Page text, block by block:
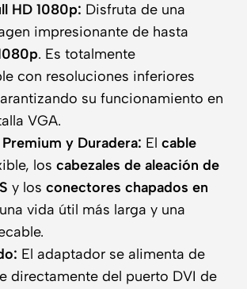
HD 1080p: Disfruta de una
impresionante de hasta
. Es totalmente
con resoluciones inferiores
su funcionamiento en
VGA.
y Duradera: El cable
los cabezales de aleación de
y los conectores chapados en
vida útil más larga y una
El adaptador se alimenta de
directamente del puerto DVI de